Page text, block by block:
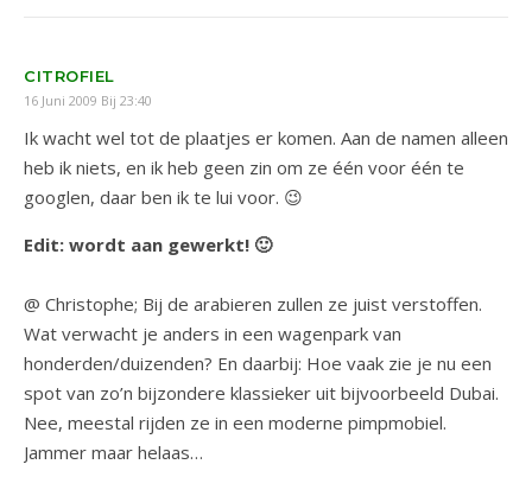
CITROFIEL
16 Juni 2009 Bij 23:40
Ik wacht wel tot de plaatjes er komen. Aan de namen alleen
heb ik niets, en ik heb geen zin om ze één voor één te
googlen, daar ben ik te lui voor. 😉
Edit: wordt aan gewerkt! 🙂
@ Christophe; Bij de arabieren zullen ze juist verstoffen.
Wat verwacht je anders in een wagenpark van
honderden/duizenden? En daarbij: Hoe vaak zie je nu een
spot van zo’n bijzondere klassieker uit bijvoorbeeld Dubai.
Nee, meestal rijden ze in een moderne pimpmobiel.
Jammer maar helaas…